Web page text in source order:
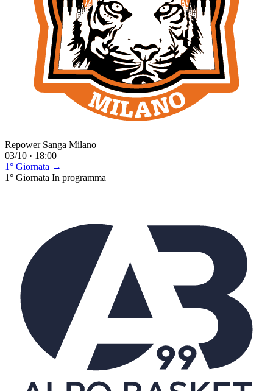
Repower Sanga Milano
03/10 · 18:00
1° Giornata →
1° Giornata In programma